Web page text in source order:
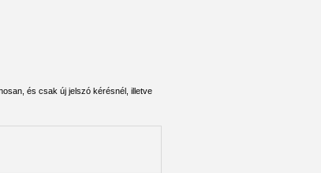
és csak új jelszó kérésnél, illetve